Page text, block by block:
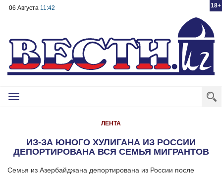
18+
06 Августа 11:42
Toggle
ЛЕНТА
ИЗ-ЗА ЮНОГО ХУЛИГАНА ИЗ РОССИИ
ДЕПОРТИРОВАНА ВСЯ СЕМЬЯ МИГРАНТОВ
Семья из Азербайджана депортирована из России после